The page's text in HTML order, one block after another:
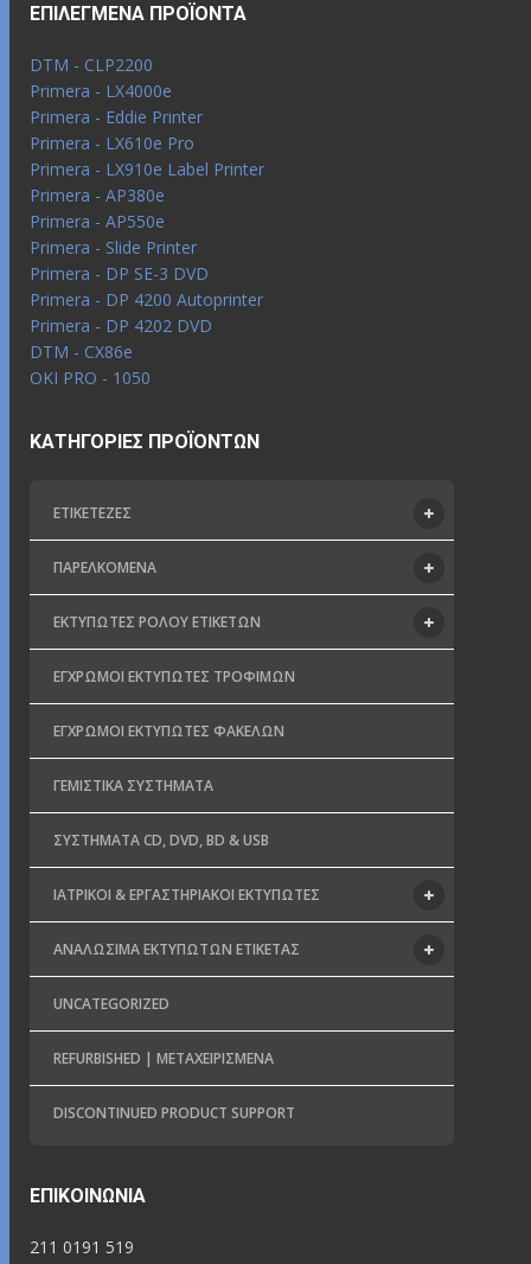
ΕΠΙΛΕΓΜΈΝΑ ΠΡΟΪΌΝΤΑ
DTM - CLP2200
Primera - LX4000e
Primera - Eddie Printer
Primera - LX610e Pro
Primera - LX910e Label Printer
Primera - AP380e
Primera - AP550e
Primera - Slide Printer
Primera - DP SE-3 DVD
Primera - DP 4200 Autoprinter
Primera - DP 4202 DVD
DTM - CX86e
OKI PRO - 1050
ΚΑΤΗΓΟΡΊΕΣ ΠΡΟΪΌΝΤΩΝ
ΕΤΙΚΕΤΈΖΕΣ
ΠΑΡΕΛΚΌΜΕΝΑ
ΕΚΤΥΠΩΤΈΣ ΡΟΛΟΎ ΕΤΙΚΕΤΏΝ
ΈΓΧΡΩΜΟΙ ΕΚΤΥΠΩΤΈΣ ΤΡΟΦΊΜΩΝ
ΈΓΧΡΩΜΟΙ ΕΚΤΥΠΩΤΈΣ ΦΑΚΈΛΩΝ
ΓΕΜΙΣΤΙΚΆ ΣΥΣΤΉΜΑΤΑ
ΣΥΣΤΉΜΑΤΑ CD, DVD, BD & USB
ΙΑΤΡΙΚΟΊ & ΕΡΓΑΣΤΗΡΙΑΚΟΊ ΕΚΤΥΠΩΤΈΣ
ΑΝΑΛΏΣΙΜΑ ΕΚΤΥΠΩΤΏΝ ΕΤΙΚΈΤΑΣ
UNCATEGORIZED
REFURBISHED | ΜΕΤΑΧΕΙΡΙΣΜΈΝΑ
DISCONTINUED PRODUCT SUPPORT
ΕΠΙΚΟΙΝΩΝΊΑ
211 0191 519